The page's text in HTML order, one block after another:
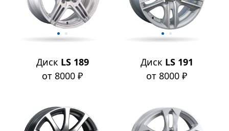
Диск LS 189
от 8000 ₽
Диск LS 191
от 8000 ₽